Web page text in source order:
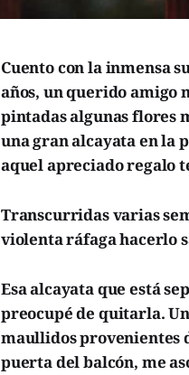
Cuento con la inmensa
años, un querido amigo
pintadas algunas flores
una gran alcayata en la
aquel apreciado regalo
Transcurridas varias
violenta ráfaga hacerlo
Esa alcayata que está
preocupé de quitarla.
maullidos provenientes
puerta del balcón, me